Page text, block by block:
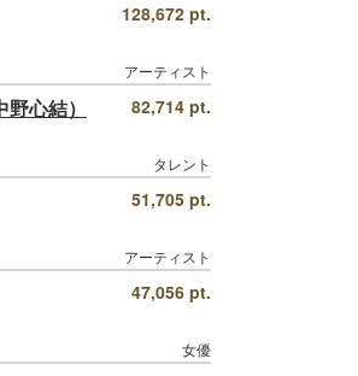
128,672 pt.
アーティスト
心結） 82,714 pt.
タレント
51,705 pt.
アーティスト
47,056 pt.
女優